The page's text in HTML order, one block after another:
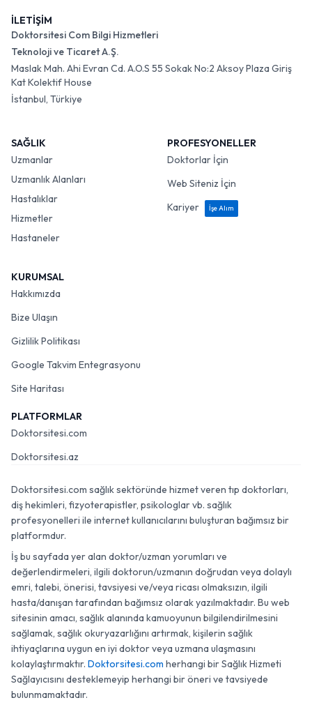
İLETİŞİM
Doktorsitesi Com Bilgi Hizmetleri
Teknoloji ve Ticaret A.Ş.
Maslak Mah. Ahi Evran Cd. A.O.S 55 Sokak No:2 Aksoy Plaza Giriş
Kat Kolektif House
İstanbul, Türkiye
SAĞLIK
Uzmanlar
Uzmanlık Alanları
Hastalıklar
Hizmetler
Hastaneler
PROFESYONELLER
Doktorlar İçin
Web Siteniz İçin
Kariyer
İşe Alım
KURUMSAL
Hakkımızda
Bize Ulaşın
Gizlilik Politikası
Google Takvim Entegrasyonu
Site Haritası
PLATFORMLAR
Doktorsitesi.com
Doktorsitesi.az
Doktorsitesi.com sağlık sektöründe hizmet veren tıp doktorları,
diş hekimleri, fizyoterapistler, psikologlar vb. sağlık
profesyonelleri ile internet kullanıcılarını buluşturan bağımsız bir
platformdur.
İş bu sayfada yer alan doktor/uzman yorumları ve
değerlendirmeleri, ilgili doktorun/uzmanın doğrudan veya dolaylı
emri, talebi, önerisi, tavsiyesi ve/veya ricası olmaksızın, ilgili
hasta/danışan tarafından bağımsız olarak yazılmaktadır. Bu web
sitesinin amacı, sağlık alanında kamuoyunun bilgilendirilmesini
sağlamak, sağlık okuryazarlığını artırmak, kişilerin sağlık
ihtiyaçlarına uygun en iyi doktor veya uzmana ulaşmasını
kolaylaştırmaktır. Doktorsitesi.com herhangi bir Sağlık Hizmeti
Sağlayıcısını desteklemeyip herhangi bir öneri ve tavsiyede
bulunmamaktadır.